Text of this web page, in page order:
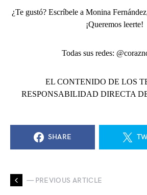
¿Te gustó? Escríbele a Monina
¡Queremos leerte!
Todas sus redes:
EL CONTENIDO DE LOS
RESPONSABILIDAD DIRECTA
SHARE
— PREVIOUS ARTICLE